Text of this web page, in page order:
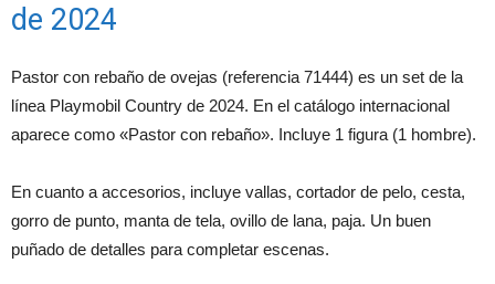
de 2024
Pastor con rebaño de ovejas (referencia 71444) es un set de la
línea Playmobil Country de 2024. En el catálogo internacional
aparece como «Pastor con rebaño». Incluye 1 figura (1 hombre).
En cuanto a accesorios, incluye vallas, cortador de pelo, cesta,
gorro de punto, manta de tela, ovillo de lana, paja. Un buen
puñado de detalles para completar escenas.